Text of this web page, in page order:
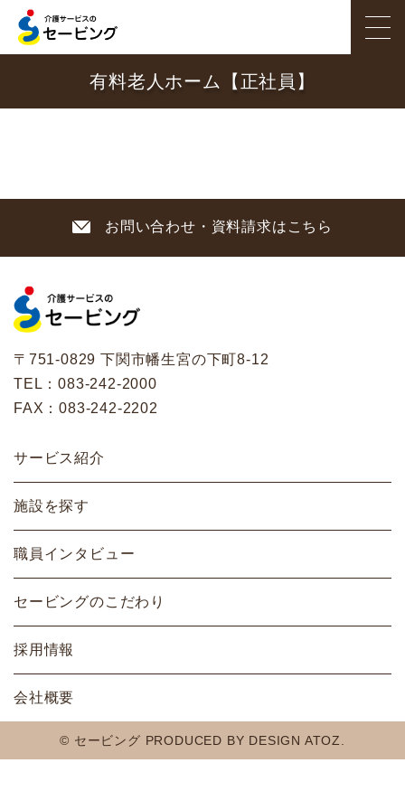
採用情報
会社概要
お問い合わせ
LINE
有料老人ホーム【正社員】
お問い合わせ・資料請求はこちら
〒751-0829 下関市幡生宮の下町8-12
TEL：083-242-2000
FAX：083-242-2202
サービス紹介
施設を探す
職員インタビュー
セービングのこだわり
採用情報
会社概要
© セービング PRODUCED BY DESIGN ATOZ.